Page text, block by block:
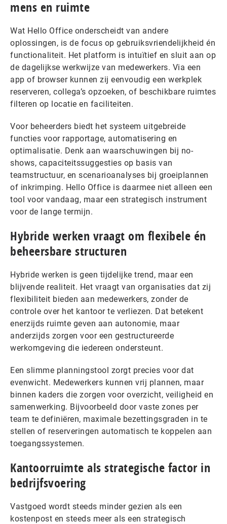
mens en ruimte
Wat Hello Office onderscheidt van andere
oplossingen, is de focus op gebruiksvriendelijkheid én
functionaliteit. Het platform is intuïtief en sluit aan op
de dagelijkse werkwijze van medewerkers. Via een
app of browser kunnen zij eenvoudig een werkplek
reserveren, collega’s opzoeken, of beschikbare ruimtes
filteren op locatie en faciliteiten.
Voor beheerders biedt het systeem uitgebreide
functies voor rapportage, automatisering en
optimalisatie. Denk aan waarschuwingen bij no-
shows, capaciteitssuggesties op basis van
teamstructuur, en scenarioanalyses bij groeiplannen
of inkrimping. Hello Office is daarmee niet alleen een
tool voor vandaag, maar een strategisch instrument
voor de lange termijn.
Hybride werken vraagt om flexibele én
beheersbare structuren
Hybride werken is geen tijdelijke trend, maar een
blijvende realiteit. Het vraagt van organisaties dat zij
flexibiliteit bieden aan medewerkers, zonder de
controle over het kantoor te verliezen. Dat betekent
enerzijds ruimte geven aan autonomie, maar
anderzijds zorgen voor een gestructureerde
werkomgeving die iedereen ondersteunt.
Een slimme planningstool zorgt precies voor dat
evenwicht. Medewerkers kunnen vrij plannen, maar
binnen kaders die zorgen voor overzicht, veiligheid en
samenwerking. Bijvoorbeeld door vaste zones per
team te definiëren, maximale bezettingsgraden in te
stellen of reserveringen automatisch te koppelen aan
toegangssystemen.
Kantoorruimte als strategische factor in
bedrijfsvoering
Vastgoed wordt steeds minder gezien als een
kostenpost en steeds meer als een strategisch